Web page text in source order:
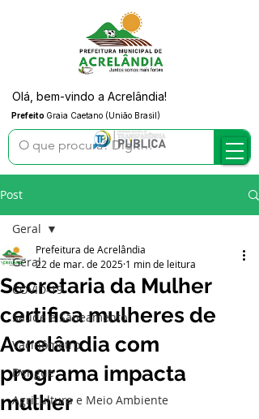
Prefeito Graia Caetano (União Brasil)
Olá, bem-vindo a Acrelândia!
Post
Geral
COVID-19
Saúde e Saneamento
Vacinômetro
Dengue
Agricultura e Meio Ambiente
Geral
Secretaria da Mulher
certifica mulheres de
Acrelândia com
programa impacta
mulher
Prefeitura de Acrelândia
22 de mar. de 2025 1 min de leitura